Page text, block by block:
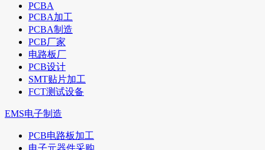
PCBA
PCBA加工
PCBA制造
PCB厂家
电路板厂
PCB设计
SMT贴片加工
FCT测试设备
EMS电子制造
PCB电路板加工